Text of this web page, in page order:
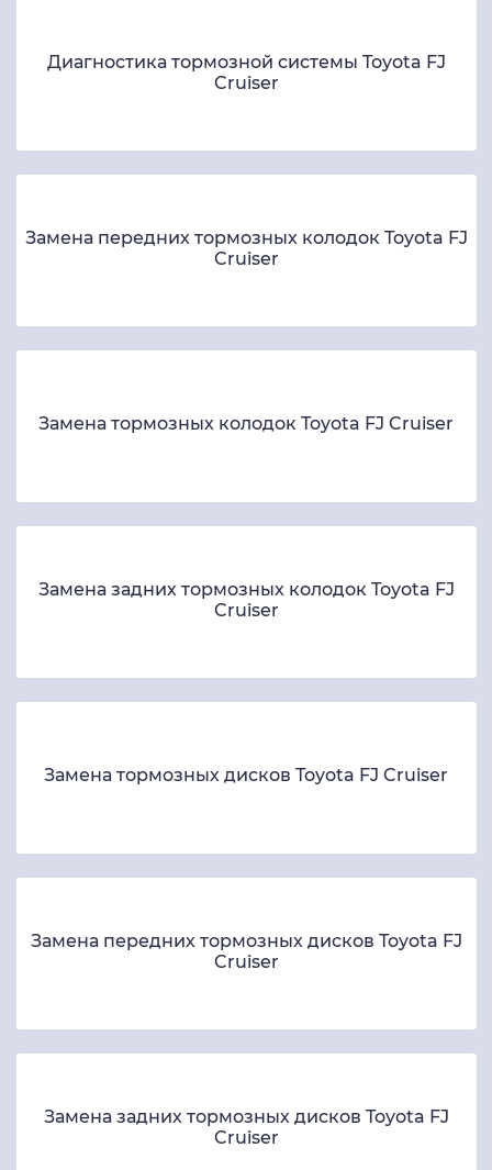
Диагностика тормозной системы Toyota FJ
Cruiser
Замена передних тормозных колодок Toyota FJ
Cruiser
Замена тормозных колодок Toyota FJ Cruiser
Замена задних тормозных колодок Toyota FJ
Cruiser
Замена тормозных дисков Toyota FJ Cruiser
Замена передних тормозных дисков Toyota FJ
Cruiser
Замена задних тормозных дисков Toyota FJ
Cruiser